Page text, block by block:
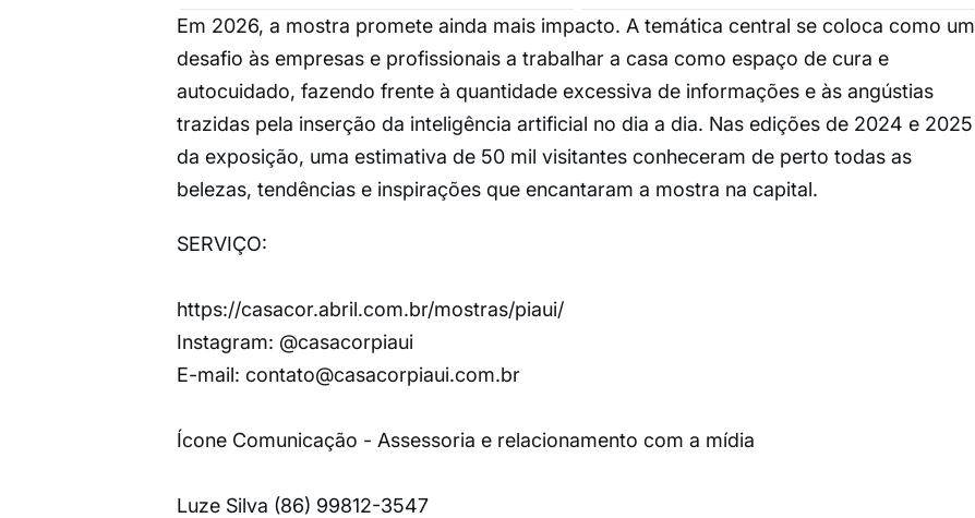
Em 2026, a mostra promete ainda mais impacto. A temática central se coloca como um
desafio às empresas e profissionais a trabalhar a casa como espaço de cura e
autocuidado, fazendo frente à quantidade excessiva de informações e às angústias
trazidas pela inserção da inteligência artificial no dia a dia. Nas edições de 2024 e 2025
da exposição, uma estimativa de 50 mil visitantes conheceram de perto todas as
belezas, tendências e inspirações que encantaram a mostra na capital.
SERVIÇO:
https://casacor.abril.com.br/mostras/piaui/
Instagram: @casacorpiaui
E-mail: contato@casacorpiaui.com.br
Ícone Comunicação - Assessoria e relacionamento com a mídia
Luze Silva (86) 99812-3547